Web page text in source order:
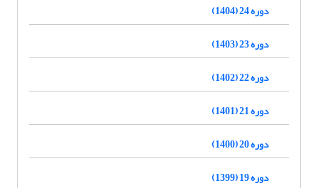
دوره 24 (1404)
دوره 23 (1403)
دوره 22 (1402)
دوره 21 (1401)
دوره 20 (1400)
دوره 19 (1399)